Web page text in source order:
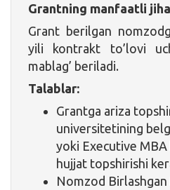
Grantning manfaatli
Grant berilgan
yili kontrakt to’lovi
mablag’ beriladi.
Talablar:
Grantga ariza
universitetining
yoki Executive
hujjat topshirishi
Nomzod